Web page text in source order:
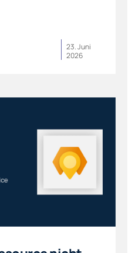
23. Juni
2026